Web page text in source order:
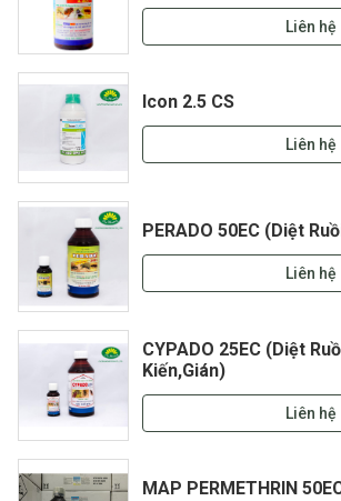
Liên hệ
Icon 2.5 CS
Liên hệ
PERADO 50EC (Diệt
Liên hệ
CYPADO 25EC (Diệt
Kiến,Gián)
Liên hệ
MAP PERMETHRIN